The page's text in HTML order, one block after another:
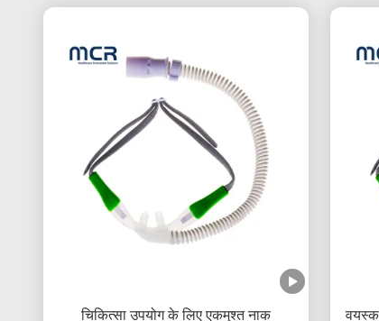
चिकित्सा उपयोग के लिए एकमुश्त नाक वयस्क